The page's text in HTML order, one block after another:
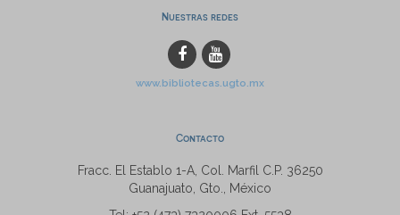
Nuestras redes
www.bibliotecas.ugto.mx
Contacto
Fracc. El Establo 1-A, Col. Marfil C.P. 36250
Guanajuato, Gto., México